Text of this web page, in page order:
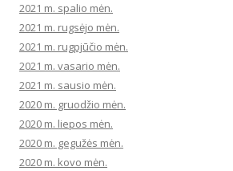
2021 m. spalio mėn.
2021 m. rugsėjo mėn.
2021 m. rugpjūčio mėn.
2021 m. vasario mėn.
2021 m. sausio mėn.
2020 m. gruodžio mėn.
2020 m. liepos mėn.
2020 m. gegužės mėn.
2020 m. kovo mėn.